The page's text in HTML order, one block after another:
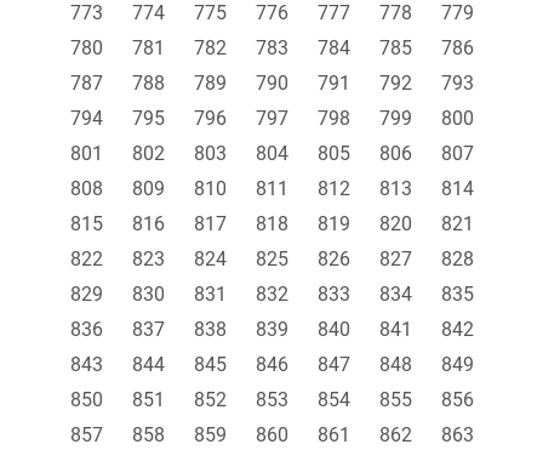
773
774 775 776 777 778
779
780
781 782 783 784 785
786
787
788 789 790 791 792
793
794
795 796 797 798 799
800
801
802 803 804 805 806
807
808
809 810 811 812 813
814
815
816 817 818 819 820
821
822
823 824 825 826 827
828
829
830 831 832 833 834
835
836
837 838 839 840 841
842
843
844 845 846 847 848
849
850
851 852 853 854 855
856
857
858 859 860 861 862
863